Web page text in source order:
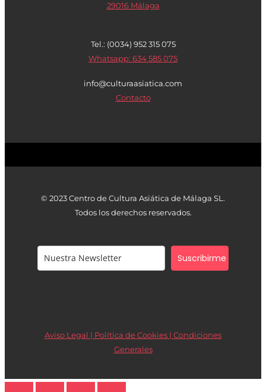
29016 Málaga
Tel.: (0034) 952 315 075
Whatsapp: 634 585 075
info@culturaasiatica.com
Contacto
© 2023 Centro de Cultura Asiática de Málaga SL.
Todos los derechos reservados.
Suscribirme
Aviso Legal | Política de Cookies | Condiciones
Generales